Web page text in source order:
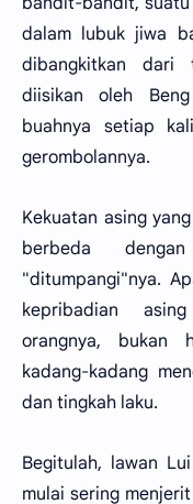
dalam lubuk jiwa
dibangkitkan dari
diisikan oleh
buahnya setiap
gerombolannya.
Kekuatan asing
berbeda
"ditumpangi"nya.
kepribadian
orangnya, bukan
kadang-kadang
dan tingkah laku.
Begitulah, lawan
mulai sering